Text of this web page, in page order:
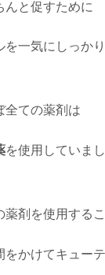
んと促すために
を一気にしっか
全ての薬剤は
を使用していまし
薬剤を使用する
をかけてキュー